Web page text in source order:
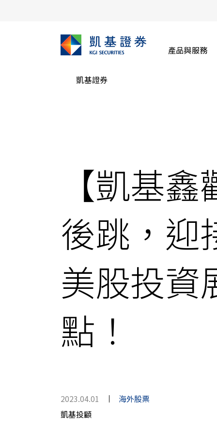
產品與服務
凱基證券
【凱基
後跳，迎
美股投資
點！
2023.04.01
海外股票
凱基投顧